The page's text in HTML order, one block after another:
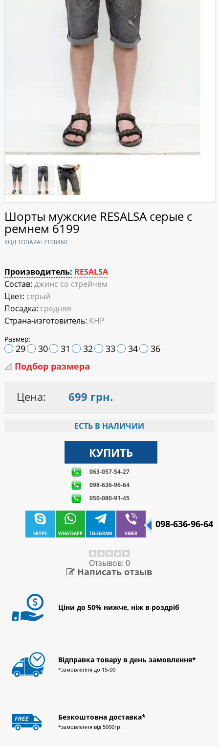
Шорты мужские RESALSA серые с
ремнем 6199
КОД ТОВАРА:2108460
Производитель: RESALSA
Состав: джинс со стрейчем
Цвет: серый
Посадка: средняя
Страна-изготовитель: КНР
Размер:
29 30 31 32 33 34
36
Подбор размера
Цена: 699 грн.
ЕСТЬ В НАЛИЧИИ
063-057-54-27
098-636-96-64
050-080-91-45
SKYPE WHATSAPP TELEGRAM VIBER
098-636-96-64
Отзывов: 0
Написать отзыв
Ціни до 50% нижче, ніж в роздріб
Відправка товару в день замовлення*
*замовлення до 15-00
Безкоштовна доставка*
*замовлення від 5000гр.